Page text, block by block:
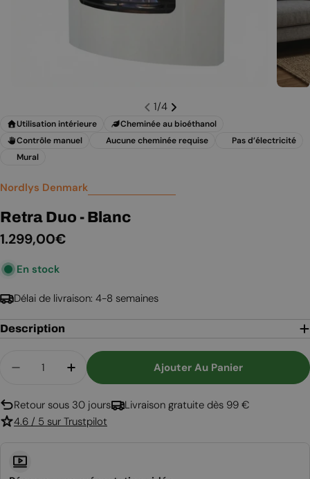
1/4
Utilisation intérieure
Cheminée au bioéthanol
Contrôle manuel
Aucune cheminée requise
Pas d’électricité
Mural
Nordlys Denmark
Retra Duo - Blanc
Prix
régulier
1.299,00€
En stock
Délai de livraison: 4-8 semaines
Description
Diminuer La Quantité Pour Retra Duo - Blanc
Augmenter La Quantité Pour Retra
Ajouter Au Panier
Retour sous 30 jours
Livraison gratuite dès 99 €
4.6 / 5 sur Trustpilot